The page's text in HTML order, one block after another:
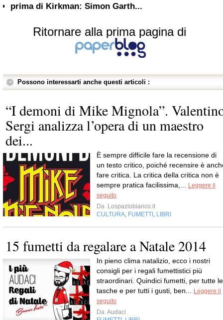
prima di Kirkman: Simon Garth...
Ritornare alla prima pagina di
Possono interessarti anche questi articoli :
“I demoni di Mike Mignola”.
Sergi analizza l’opera di un maestro
dei...
È sempre difficile fare la recensione di
un testo critico, poiché recensire è
fare critica. La critica della critica non è
sempre pratica facilissima,...
Leggere il
seguito
Da Lospaziobianco.it
CULTURA FUMETTI LIBRI
15 fumetti da regalare a Natale 2014
In pieno clima natalizio, ecco i nostri
consigli per i regali fumettistici più
straordinari. Quindici fumetti, per tutte le
tasche e per tutti i gusti, ben...
Leggere il
seguito
Da Audaci